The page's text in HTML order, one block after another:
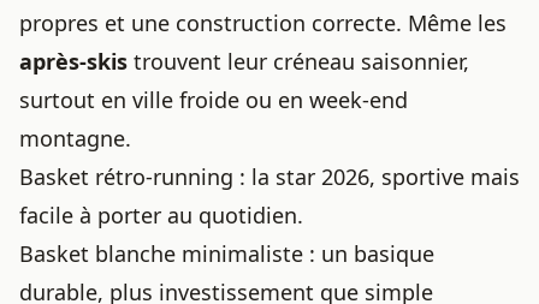
propres et une construction correcte. Même les
après-skis trouvent leur créneau saisonnier,
surtout en ville froide ou en week-end
montagne.
Basket rétro-running : la star 2026, sportive mais
facile à porter au quotidien.
Basket blanche minimaliste : un basique
durable, plus investissement que simple